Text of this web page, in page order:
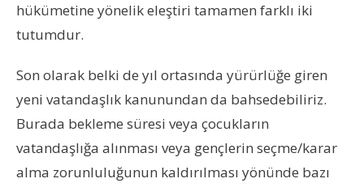
hükümetine yönelik eleştiri tamamen farklı iki
tutumdur.
Son olarak belki de yıl ortasında yürürlüğe giren
yeni vatandaşlık kanunundan da bahsedebiliriz.
Burada bekleme süresi veya çocukların
vatandaşlığa alınması veya gençlerin seçme/karar
alma zorunluluğunun kaldırılması yönünde bazı